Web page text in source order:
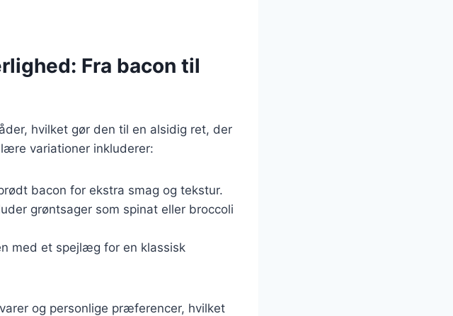
Fra bacon til
hvilket gør den til en alsidig ret, der
variationer inkluderer:
bacon for ekstra smag og tekstur.
grøntsager som spinat eller broccoli
med et spejlæg for en klassisk
og personlige præferencer, hvilket